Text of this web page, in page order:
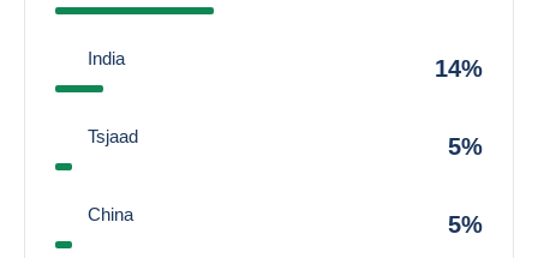
India 14%
Tsjaad 5%
China 5%